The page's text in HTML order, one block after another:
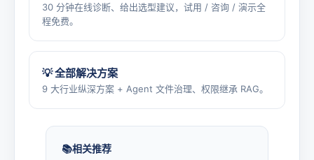
30 分钟在线诊断、给出选型建议，试用 / 咨询 / 演示全
程免费。
💡 全部解决方案
9 大行业纵深方案 + Agent 文件治理、权限继承 RAG。
相关推荐